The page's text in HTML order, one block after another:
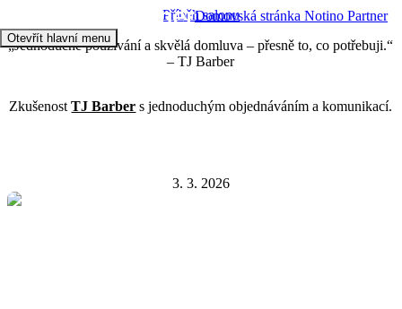
Domovská stránka Notino Partner
Otevřít hlavní menu
Příběh salonu
„Jednoduché používání a skvělá domluva – přesně to, co potřebuji.“
– TJ Barber
ZkušenostTJ Barber s jednoduchým objednáváním a komunikací.
3. 3. 2026